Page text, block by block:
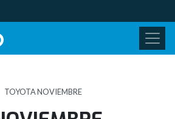
TOYOTA NOVIEMBRE